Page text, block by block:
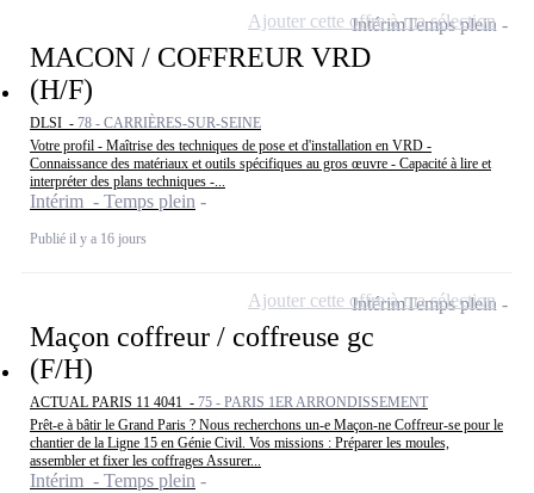
MACON / COFFREUR VRD
(H/F)
DLSI - 78 - CARRIÈRES-SUR-SEINE
Votre profil - Maîtrise des techniques de pose et d'installation en VRD -
Connaissance des matériaux et outils spécifiques au gros œuvre - Capacité à lire et
interpréter des plans techniques -...
Intérim - Temps plein
Publié il y a 16 jours
IntérimTemps plein
Ajouter cette offre à ma sélection
Maçon coffreur / coffreuse gc
(F/H)
ACTUAL PARIS 11 4041 - 75 - PARIS 1ER ARRONDISSEMENT
Prêt-e à bâtir le Grand Paris ? Nous recherchons un-e Maçon-ne Coffreur-se pour le
chantier de la Ligne 15 en Génie Civil. Vos missions : Préparer les moules,
assembler et fixer les coffrages Assurer...
Intérim - Temps plein
IntérimTemps plein
Ajouter cette offre à ma sélection